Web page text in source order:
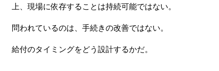
上、現場に依存することは持続可能ではない。
問われているのは、手続きの改善ではない。
給付のタイミングをどう設計するかだ。